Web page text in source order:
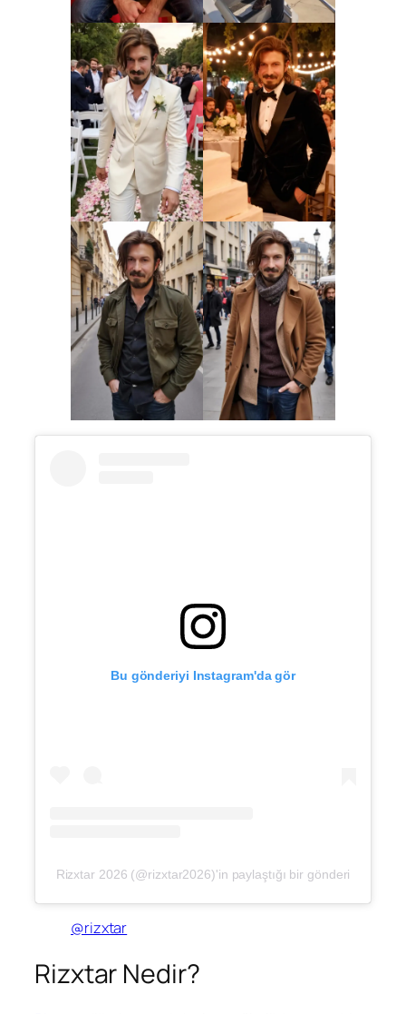
Bu gönderiyi Instagram'da gör
Rizxtar 2026 (@rizxtar2026)'in paylaştığı bir gönderi
@rizxtar
Rizxtar Nedir?